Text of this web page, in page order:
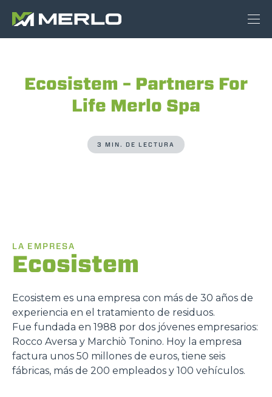
Ecosistem – Partners For
Life Merlo Spa
3 MIN. DE LECTURA
LA EMPRESA
Ecosistem
Ecosistem es una empresa con más de 30 años de
experiencia en el tratamiento de residuos.
Fue fundada en 1988 por dos jóvenes empresarios:
Rocco Aversa y Marchiò Tonino. Hoy la empresa
factura unos 50 millones de euros, tiene seis
fábricas, más de 200 empleados y 100 vehículos.